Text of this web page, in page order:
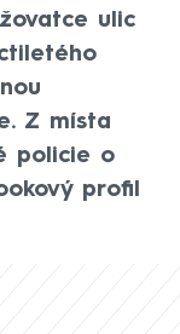
ulic
Z místa
policie o
profil